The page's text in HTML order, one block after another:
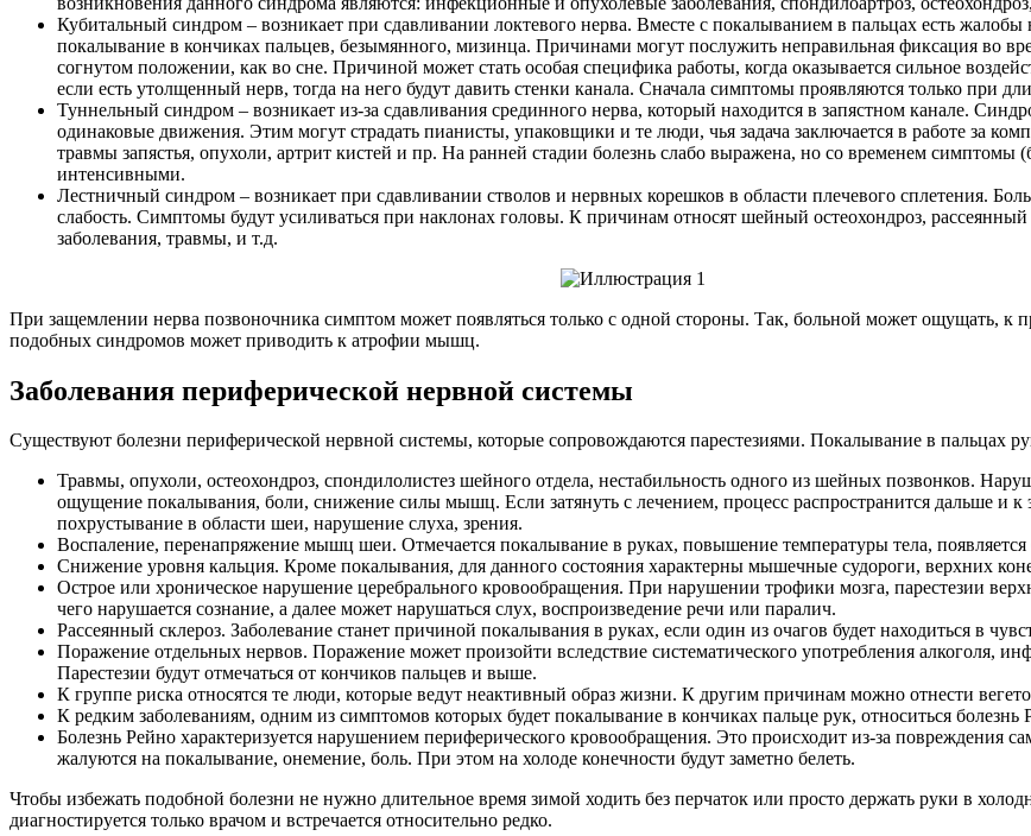
Кубитальный синдром – возникает при сдавливании локтевого нерва. Вместе с покалыванием в пальцах есть жалобы
покалывание в кончиках пальцев, безымянного, мизинца. Причинами могут послужить неправильная фиксация во
согнутом положении, как во сне. Причиной может стать особая специфика работы, когда оказывается сильное
если есть утолщенный нерв, тогда на него будут давить стенки канала. Сначала симптомы проявляются только при
Туннельный синдром – возникает из-за сдавливания срединного нерва, который находится в запястном канале.
одинаковые движения. Этим могут страдать пианисты, упаковщики и те люди, чья задача заключается в работе за
травмы запястья, опухоли, артрит кистей и пр. На ранней стадии болезнь слабо выражена, но со временем симптомы
интенсивными.
Лестничный синдром – возникает при сдавливании стволов и нервных корешков в области плечевого сплетения.
слабость. Симптомы будут усиливаться при наклонах головы. К причинам относят шейный остеохондроз,
заболевания, травмы, и т.д.
При защемлении нерва позвоночника симптом может появляться только с одной стороны. Так, больной может ощущать, к
подобных синдромов может приводить к атрофии мышц.
Заболевания периферической нервной системы
Существуют болезни периферической нервной системы, которые сопровождаются парестезиями. Покалывание в пальцах
Травмы, опухоли, остеохондроз, спондилолистез шейного отдела, нестабильность одного из шейных позвонков.
ощущение покалывания, боли, снижение силы мышц. Если затянуть с лечением, процесс распространится дальше и к
похрустывание в области шеи, нарушение слуха, зрения.
Воспаление, перенапряжение мышц шеи. Отмечается покалывание в руках, повышение температуры тела,
Снижение уровня кальция. Кроме покалывания, для данного состояния характерны мышечные судороги, верхних
Острое или хроническое нарушение церебрального кровообращения. При нарушении трофики мозга, парестезии
чего нарушается сознание, а далее может нарушаться слух, воспроизведение речи или паралич.
Рассеянный склероз. Заболевание станет причиной покалывания в руках, если один из очагов будет находиться в
Поражение отдельных нервов. Поражение может произойти вследствие систематического употребления алкоголя,
Парестезии будут отмечаться от кончиков пальцев и выше.
К группе риска относятся те люди, которые ведут неактивный образ жизни. К другим причинам можно отнести
К редким заболеваниям, одним из симптомов которых будет покалывание в кончиках пальце рук, относиться болезнь
Болезнь Рейно характеризуется нарушением периферического кровообращения. Это происходит из-за повреждения
жалуются на покалывание, онемение, боль. При этом на холоде конечности будут заметно белеть.
Чтобы избежать подобной болезни не нужно длительное время зимой ходить без перчаток или просто держать руки в
диагностируется только врачом и встречается относительно редко.